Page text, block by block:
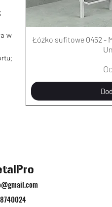
w
Łóżko sufitowe 0452 -